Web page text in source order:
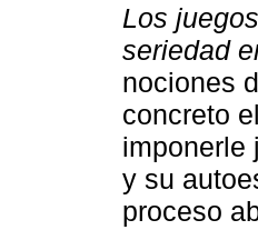
Los
seriedad
nociones
concreto
imponerle
y su
proceso